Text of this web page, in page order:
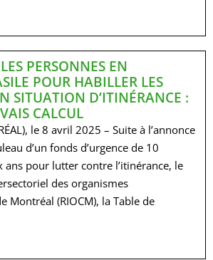
PERSONNES EN
POUR HABILLER LES
SITUATION D’ITINÉRANCE :
CALCUL
le 8 avril 2025 – Suite à l’annonce
d’un fonds d’urgence de 10
pour lutter contre l’itinérance, le
des organismes
Montréal (RIOCM), la Table de